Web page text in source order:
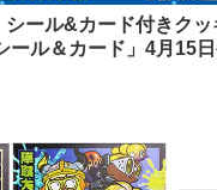
シール&カード付きク
ール＆カード」4月15